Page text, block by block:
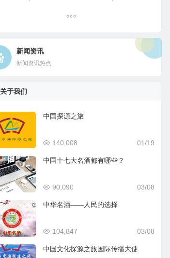
新闻资讯
新闻资讯热点
关于我们
中国探源之旅
01/19
140,008
中国十七大名酒都有哪些？
03/08
90,090
中华名酒——人民的选择
03/08
104,847
中国文化探源之旅国际传播大使